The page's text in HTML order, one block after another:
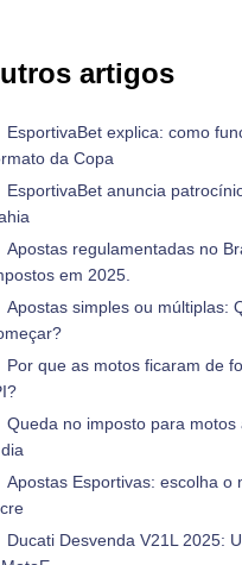
artigos
EsportivaBet explica: como
da Copa
EsportivaBet anuncia
Apostas regulamentadas no
em 2025.
Apostas simples ou múltiplas:
Por que as motos ficaram de
Queda no imposto para motos
Apostas Esportivas: escolha o
Ducati Desvenda V21L 2025: